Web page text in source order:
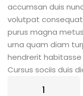
accumsan duis
volutpat
purus magna
urna quam diam
hendrerit
Cursus sociis duis